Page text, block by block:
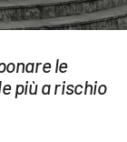
le
più a rischio